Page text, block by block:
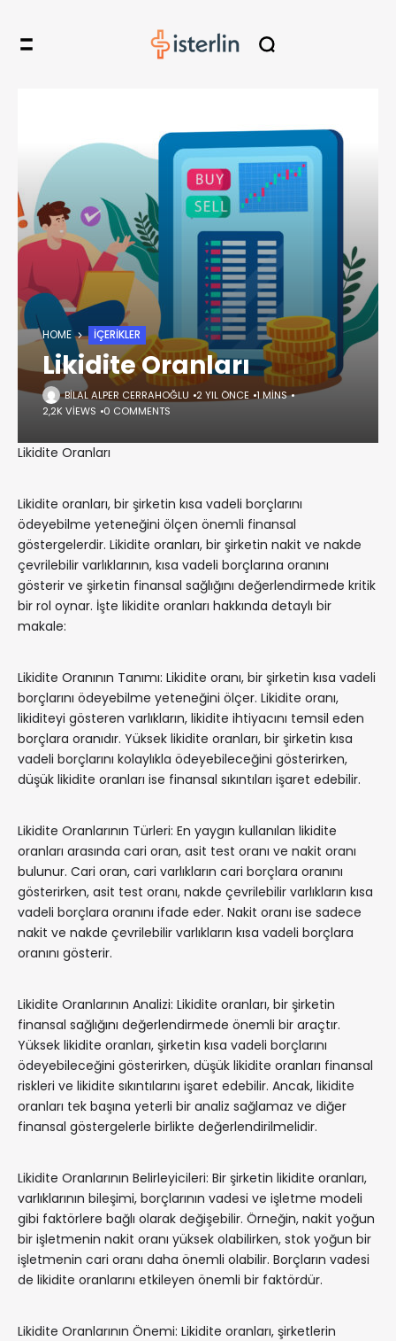
HOME İÇERIKLER
Likidite Oranları
BILAL ALPER CERRAHOĞLU 2 YIL ÖNCE 1 MINS
2,2K VIEWS
0 COMMENTS
Likidite Oranları
Likidite oranları, bir şirketin kısa vadeli borçlarını
ödeyebilme yeteneğini ölçen önemli finansal
göstergelerdir. Likidite oranları, bir şirketin nakit ve nakde
çevrilebilir varlıklarının, kısa vadeli borçlarına oranını
gösterir ve şirketin finansal sağlığını değerlendirmede kritik
bir rol oynar. İşte likidite oranları hakkında detaylı bir
makale:
Likidite Oranının Tanımı: Likidite oranı, bir şirketin kısa vadeli
borçlarını ödeyebilme yeteneğini ölçer. Likidite oranı,
likiditeyi gösteren varlıkların, likidite ihtiyacını temsil eden
borçlara oranıdır. Yüksek likidite oranları, bir şirketin kısa
vadeli borçlarını kolaylıkla ödeyebileceğini gösterirken,
düşük likidite oranları ise finansal sıkıntıları işaret edebilir.
Likidite Oranlarının Türleri: En yaygın kullanılan likidite
oranları arasında cari oran, asit test oranı ve nakit oranı
bulunur. Cari oran, cari varlıkların cari borçlara oranını
gösterirken, asit test oranı, nakde çevrilebilir varlıkların kısa
vadeli borçlara oranını ifade eder. Nakit oranı ise sadece
nakit ve nakde çevrilebilir varlıkların kısa vadeli borçlara
oranını gösterir.
Likidite Oranlarının Analizi: Likidite oranları, bir şirketin
finansal sağlığını değerlendirmede önemli bir araçtır.
Yüksek likidite oranları, şirketin kısa vadeli borçlarını
ödeyebileceğini gösterirken, düşük likidite oranları finansal
riskleri ve likidite sıkıntılarını işaret edebilir. Ancak, likidite
oranları tek başına yeterli bir analiz sağlamaz ve diğer
finansal göstergelerle birlikte değerlendirilmelidir.
Likidite Oranlarının Belirleyicileri: Bir şirketin likidite oranları,
varlıklarının bileşimi, borçlarının vadesi ve işletme modeli
gibi faktörlere bağlı olarak değişebilir. Örneğin, nakit yoğun
bir işletmenin nakit oranı yüksek olabilirken, stok yoğun bir
işletmenin cari oranı daha önemli olabilir. Borçların vadesi
de likidite oranlarını etkileyen önemli bir faktördür.
Likidite Oranlarının Önemi: Likidite oranları, şirketlerin